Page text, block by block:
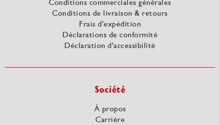
Conditions commerciales générales
Conditions de livraison & retours
Frais d'expédition
Déclarations de conformité
Déclaration d'accessibilité
Société
À propos
Carrière